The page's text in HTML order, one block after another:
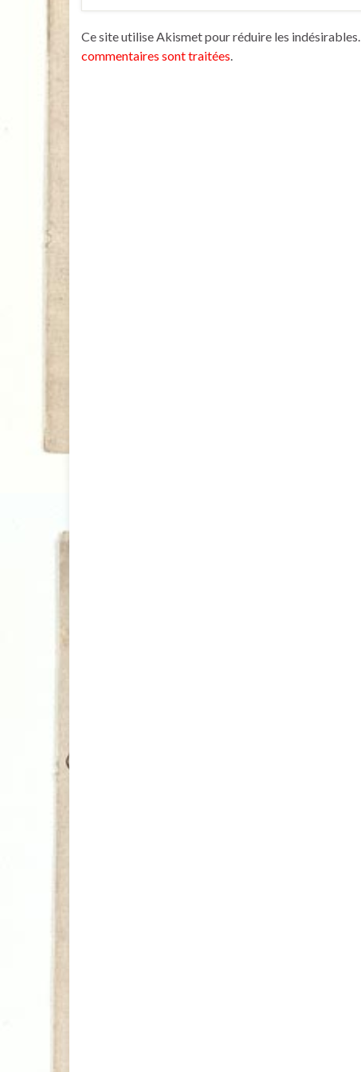
Ce site utilise Akismet pour réduire les indésirables.
commentaires sont traitées.